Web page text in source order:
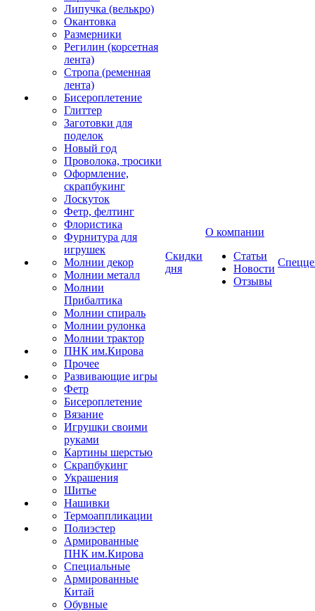
Липучка (велькро)
Окантовка
Размерники
Регилин (корсетная
лента)
Стропа (ременная
лента)
Бисероплетение
Глиттер
Заготовки для
поделок
Новый год
Проволока, тросики
Оформление,
скрапбукинг
Лоскуток
Фетр, фелтинг
Флористика
Фурнитура для
игрушек
Молнии декор
Молнии металл
Молнии
Прибалтика
Молнии спираль
Молнии рулонка
Молнии трактор
ПНК им.Кирова
Прочее
Развивающие игры
Фетр
Бисероплетение
Вязание
Игрушки своими
руками
Картины шерстью
Скрапбукинг
Украшения
Шитье
Нашивки
Термоаппликации
Полиэстер
Армированные
ПНК им.Кирова
Специальные
Армированные
Китай
Обувные
Скидки
дня
О компании
Статьи
Новости
Отзывы